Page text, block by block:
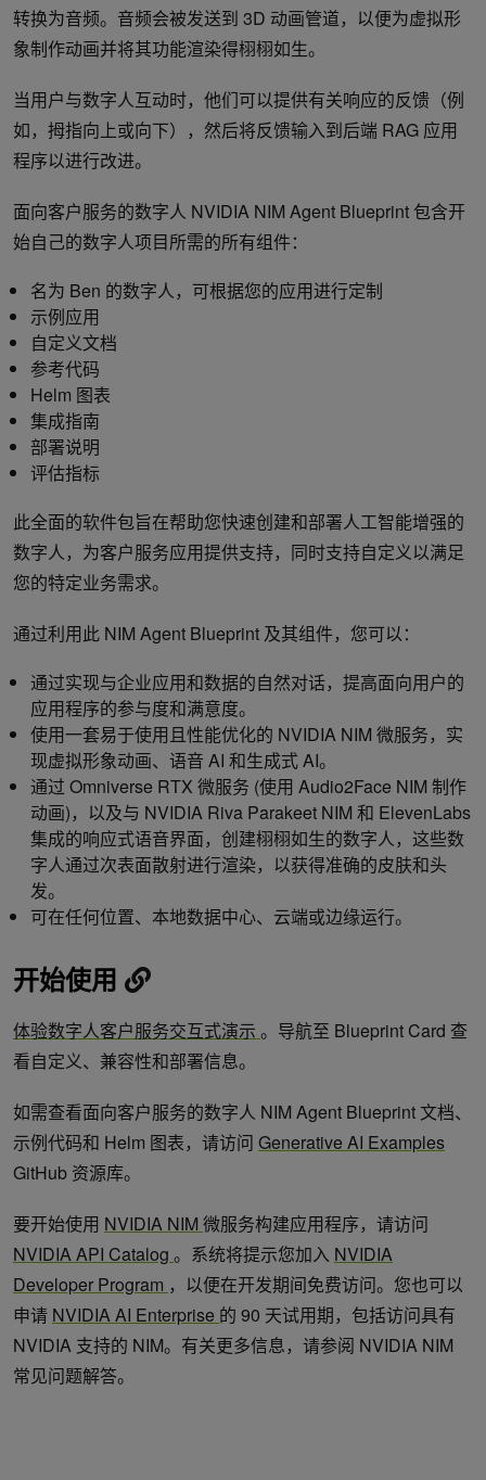
转换为音频。音频会被发送到 3D 动画管道，以便为虚拟形
象制作动画并将其功能渲染得栩栩如生。
当用户与数字人互动时，他们可以提供有关响应的反馈（例
如，拇指向上或向下），然后将反馈输入到后端 RAG 应用
程序以进行改进。
面向客户服务的数字人 NVIDIA NIM Agent Blueprint 包含开
始自己的数字人项目所需的所有组件：
名为 Ben 的数字人，可根据您的应用进行定制
示例应用
自定义文档
参考代码
Helm 图表
集成指南
部署说明
评估指标
此全面的软件包旨在帮助您快速创建和部署人工智能增强的
数字人，为客户服务应用提供支持，同时支持自定义以满足
您的特定业务需求。
通过利用此 NIM Agent Blueprint 及其组件，您可以：
通过实现与企业应用和数据的自然对话，提高面向用户的
应用程序的参与度和满意度。
使用一套易于使用且性能优化的 NVIDIA NIM 微服务，实
现虚拟形象动画、语音 AI 和生成式 AI。
通过 Omniverse RTX 微服务 (使用 Audio2Face NIM 制作
动画)，以及与 NVIDIA Riva Parakeet NIM 和 ElevenLabs
集成的响应式语音界面，创建栩栩如生的数字人，这些数
字人通过次表面散射进行渲染，以获得准确的皮肤和头
发。
可在任何位置、本地数据中心、云端或边缘运行。
开始使用
体验数字人客户服务交互式演示 。导航至 Blueprint Card 查
看自定义、兼容性和部署信息。
如需查看面向客户服务的数字人 NIM Agent Blueprint 文档、
示例代码和 Helm 图表，请访问 Generative AI Examples
GitHub 资源库。
要开始使用 NVIDIA NIM 微服务构建应用程序，请访问
NVIDIA API Catalog 。系统将提示您加入 NVIDIA
Developer Program ，以便在开发期间免费访问。您也可以
申请 NVIDIA AI Enterprise 的 90 天试用期，包括访问具有
NVIDIA 支持的 NIM。有关更多信息，请参阅 NVIDIA NIM
常见问题解答。